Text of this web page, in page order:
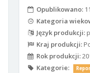
Opublikowano:
Kategoria
Język produkcji:
Kraj produkcji:
Rok produkcji:
Kategorie: